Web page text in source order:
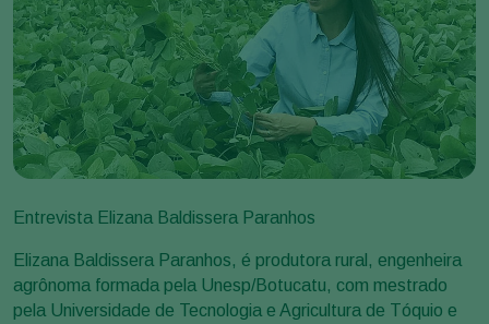
Entrevista Elizana Baldissera Paranhos
Elizana Baldissera Paranhos, é produtora rural, engenheira
agrônoma formada pela Unesp/Botucatu, com mestrado
pela Universidade de Tecnologia e Agricultura de Tóquio e